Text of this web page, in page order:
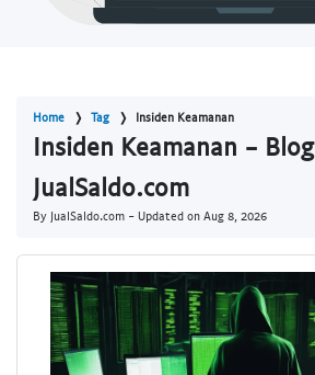
Home Tag Insiden Keamanan
Insiden Keamanan - Blog
JualSaldo.com
By JualSaldo.com - Updated on Aug 8, 2026